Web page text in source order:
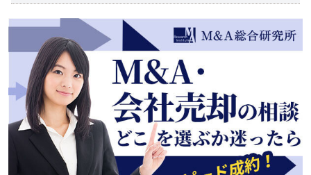
M&Aのスペシャリストとは
M&Aを行うスペシャリストの特徴
M&Aを行うスペシャリストの強み
M&Aを行う各スペシャリストの違い
M&Aのスペシャリストとその他の専門家との違い
M&Aのスペシャリストのまとめ